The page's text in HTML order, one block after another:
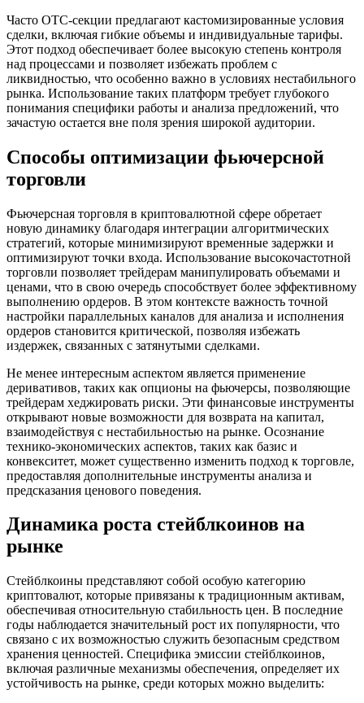
Часто OTC-секции предлагают кастомизированные условия
сделки, включая гибкие объемы и индивидуальные тарифы.
Этот подход обеспечивает более высокую степень контроля
над процессами и позволяет избежать проблем с
ликвидностью, что особенно важно в условиях нестабильного
рынка. Использование таких платформ требует глубокого
понимания специфики работы и анализа предложений, что
зачастую остается вне поля зрения широкой аудитории.
Способы оптимизации фьючерсной
торговли
Фьючерсная торговля в криптовалютной сфере обретает
новую динамику благодаря интеграции алгоритмических
стратегий, которые минимизируют временные задержки и
оптимизируют точки входа. Использование высокочастотной
торговли позволяет трейдерам манипулировать объемами и
ценами, что в свою очередь способствует более эффективному
выполнению ордеров. В этом контексте важность точной
настройки параллельных каналов для анализа и исполнения
ордеров становится критической, позволяя избежать
издержек, связанных с затянутыми сделками.
Не менее интересным аспектом является применение
деривативов, таких как опционы на фьючерсы, позволяющие
трейдерам хеджировать риски. Эти финансовые инструменты
открывают новые возможности для возврата на капитал,
взаимодействуя с нестабильностью на рынке. Осознание
технико-экономических аспектов, таких как базис и
конвекситет, может существенно изменить подход к торговле,
предоставляя дополнительные инструменты анализа и
предсказания ценового поведения.
Динамика роста стейблкоинов на
рынке
Стейблкоины представляют собой особую категорию
криптовалют, которые привязаны к традиционным активам,
обеспечивая относительную стабильность цен. В последние
годы наблюдается значительный рост их популярности, что
связано с их возможностью служить безопасным средством
хранения ценностей. Специфика эмиссии стейблкоинов,
включая различные механизмы обеспечения, определяет их
устойчивость на рынке, среди которых можно выделить: